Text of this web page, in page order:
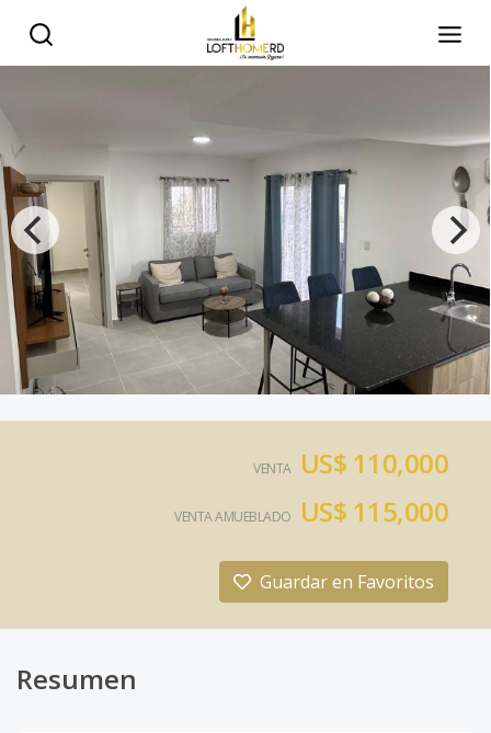
VENTA US$ 110,000
VENTA AMUEBLADO US$ 115,000
Guardar en Favoritos
Resumen